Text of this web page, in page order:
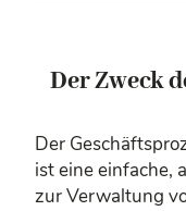
Der Zweck
Der
ist eine einfache,
zur Verwaltung